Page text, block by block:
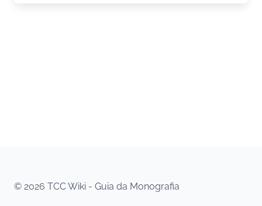
© 2026 TCC Wiki - Guia da Monografia